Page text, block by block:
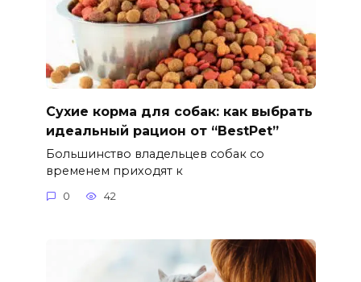
Сухие корма для собак: как выбрать
идеальный рацион от “BestPet”
Большинство владельцев собак со
временем приходят к
0 42